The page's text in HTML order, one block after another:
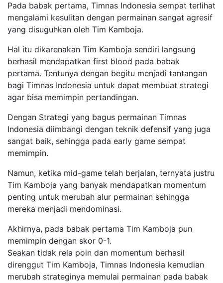
Pada babak pertama, Timnas Indonesia sempat terlihat
mengalami kesulitan dengan permainan sangat agresif
yang disuguhkan oleh Tim Kamboja.
Hal itu dikarenakan Tim Kamboja sendiri langsung
berhasil mendapatkan first blood pada babak
pertama. Tentunya dengan begitu menjadi tantangan
bagi Timnas Indonesia untuk dapat membuat strategi
agar bisa memimpin pertandingan.
Dengan Strategi yang bagus permainan Timnas
Indonesia diimbangi dengan teknik defensif yang juga
sangat baik, sehingga pada early game sempat
memimpin.
Namun, ketika mid-game telah berjalan, ternyata justru
Tim Kamboja yang banyak mendapatkan momentum
penting untuk merubah alur permainan sehingga
mereka menjadi mendominasi.
Akhirnya, pada babak pertama Tim Kamboja pun
memimpin dengan skor 0-1.
Seakan tidak rela poin dan momentum berhasil
direnggut Tim Kamboja, Timnas Indonesia kemudian
merubah strateginya memulai permainan pada babak